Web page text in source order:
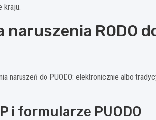
kraju.
naruszenia RODO
naruszeń do PUODO: elektronicznie albo
i formularze PUODO